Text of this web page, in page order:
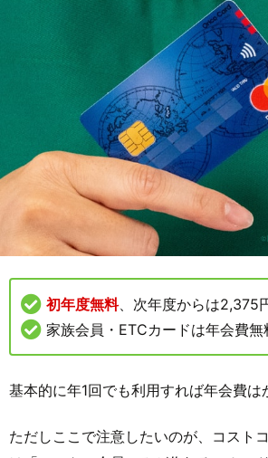
初年度無料、次年度からは2,375
家族会員・ETCカードは年会費無
基本的に年1回でも利用すれば年会費は
ただしここで注意したいのが、コスト